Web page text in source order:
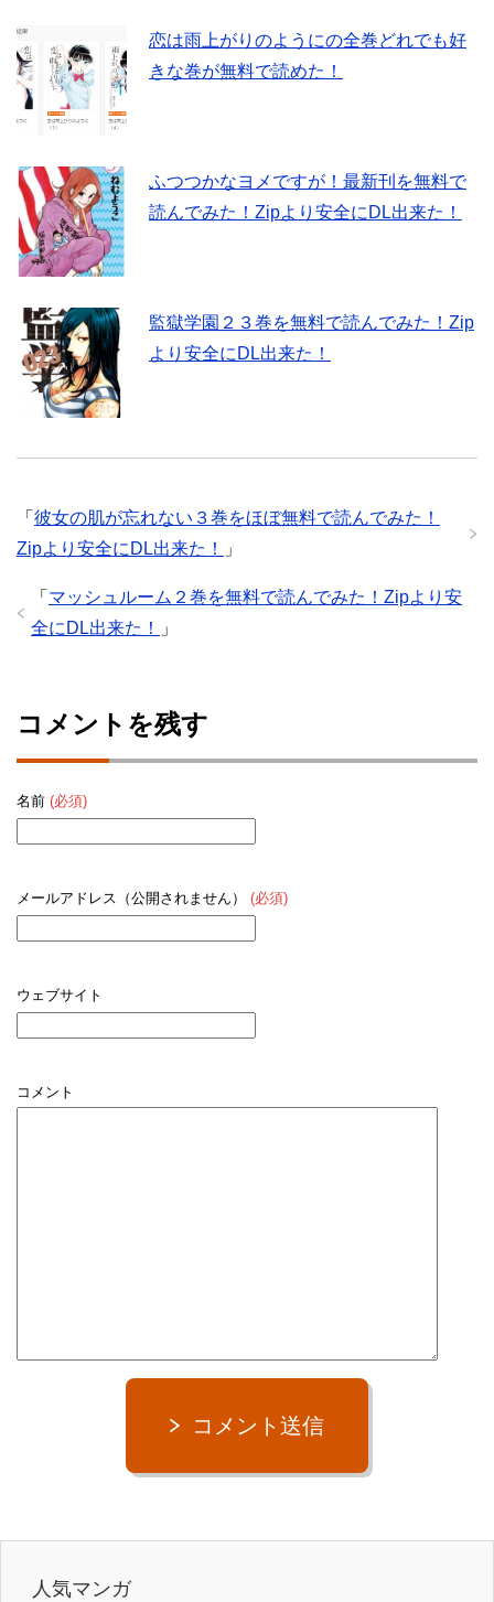
恋は雨上がりのようにの全巻どれでも好
きな巻が無料で読めた！
ふつつかなヨメですが！最新刊を無料で
読んでみた！Zipより安全にDL出来た！
監獄学園２３巻を無料で読んでみた！Zip
より安全にDL出来た！
「 彼女の肌が忘れない３巻をほぼ無料で読んでみた！
Zipより安全にDL出来た！
」
「 マッシュルーム２巻を無料で読んでみた！Zipより安
全にDL出来た！
」
コメントを残す
名前 (必須)
メールアドレス（公開されません） (必須)
ウェブサイト
コメント
コメント送信
人気マンガ